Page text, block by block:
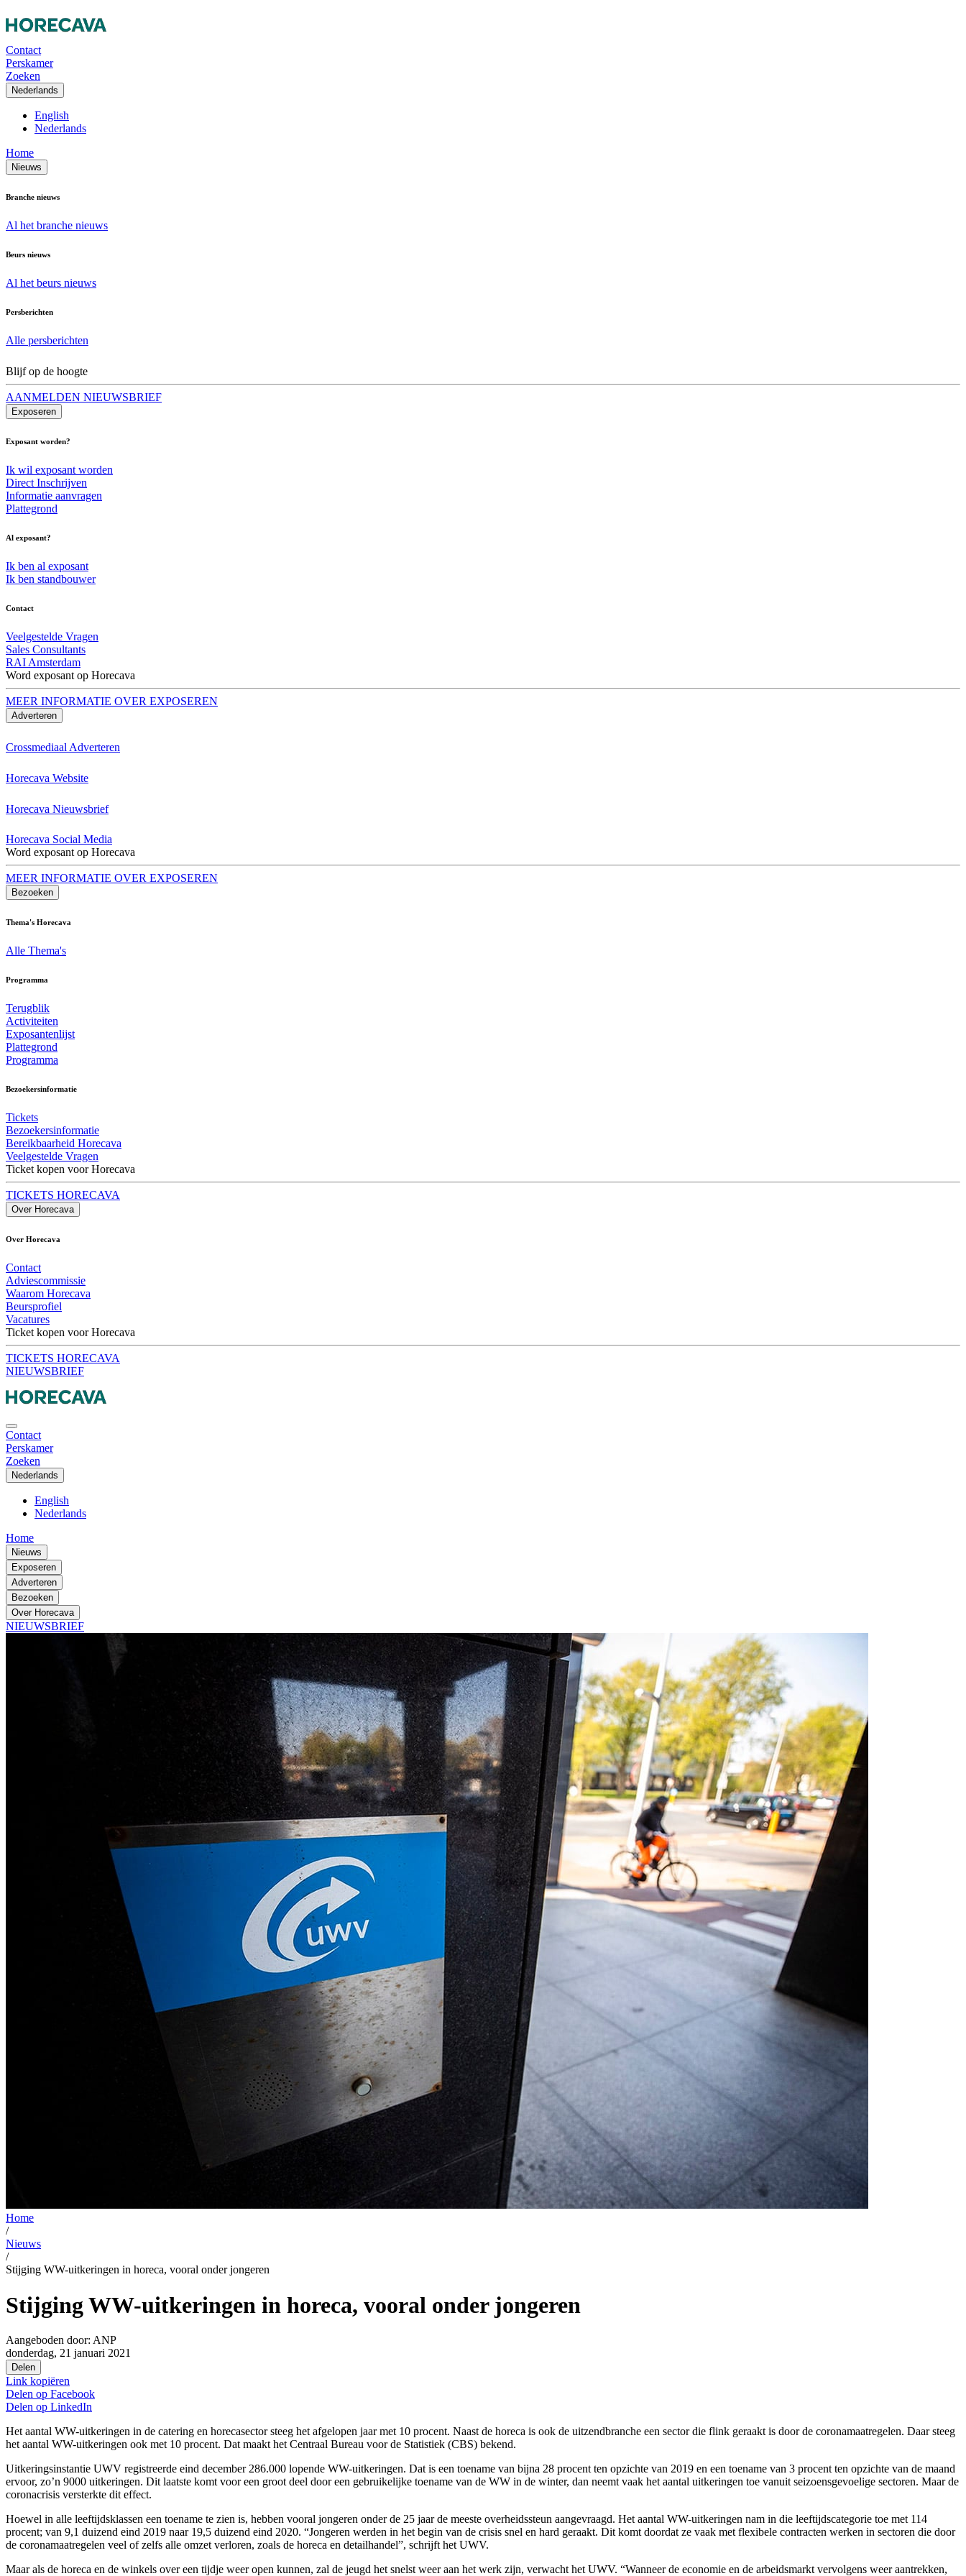
Contact
Perskamer
Zoeken
Nederlands
English
Nederlands
Home
Nieuws
Branche nieuws
Al het branche nieuws
Beurs nieuws
Al het beurs nieuws
Persberichten
Alle persberichten
Blijf op de hoogte
AANMELDEN NIEUWSBRIEF
Exposeren
Exposant worden?
Ik wil exposant worden
Direct Inschrijven
Informatie aanvragen
Plattegrond
Al exposant?
Ik ben al exposant
Ik ben standbouwer
Contact
Veelgestelde Vragen
Sales Consultants
RAI Amsterdam
Word exposant op Horecava
MEER INFORMATIE OVER EXPOSEREN
Adverteren
Crossmediaal Adverteren
Horecava Website
Horecava Nieuwsbrief
Horecava Social Media
Word exposant op Horecava
MEER INFORMATIE OVER EXPOSEREN
Bezoeken
Thema's Horecava
Alle Thema's
Programma
Terugblik
Activiteiten
Exposantenlijst
Plattegrond
Programma
Bezoekersinformatie
Tickets
Bezoekersinformatie
Bereikbaarheid Horecava
Veelgestelde Vragen
Ticket kopen voor Horecava
TICKETS HORECAVA
Over Horecava
Over Horecava
Contact
Adviescommissie
Waarom Horecava
Beursprofiel
Vacatures
Ticket kopen voor Horecava
TICKETS HORECAVA
NIEUWSBRIEF
Contact
Perskamer
Zoeken
Nederlands
English
Nederlands
Home
Nieuws
Exposeren
Adverteren
Bezoeken
Over Horecava
NIEUWSBRIEF
Home
/
Nieuws
/
Stijging WW-uitkeringen in horeca, vooral onder jongeren
Stijging WW-uitkeringen in horeca, vooral onder jongeren
Aangeboden door: ANP
donderdag, 21 januari 2021
Delen
Link kopiëren
Delen op Facebook
Delen op LinkedIn
Het aantal WW-uitkeringen in de catering en horecasector steeg het afgelopen jaar met 10 procent. Naast de horeca is ook de uitzendbranche een sector die flink geraakt is door de coronamaatregelen. Daar steeg
het aantal WW-uitkeringen ook met 10 procent. Dat maakt het Centraal Bureau voor de Statistiek (CBS) bekend.
Uitkeringsinstantie UWV registreerde eind december 286.000 lopende WW-uitkeringen. Dat is een toename van bijna 28 procent ten opzichte van 2019 en een toename van 3 procent ten opzichte van de maand
ervoor, zo’n 9000 uitkeringen. Dit laatste komt voor een groot deel door een gebruikelijke toename van de WW in de winter, dan neemt vaak het aantal uitkeringen toe vanuit seizoensgevoelige sectoren. Maar de
coronacrisis versterkte dit effect.
Hoewel in alle leeftijdsklassen een toename te zien is, hebben vooral jongeren onder de 25 jaar de meeste overheidssteun aangevraagd. Het aantal WW-uitkeringen nam in die leeftijdscategorie toe met 114
procent; van 9,1 duizend eind 2019 naar 19,5 duizend eind 2020. “Jongeren werden in het begin van de crisis snel en hard geraakt. Dit komt doordat ze vaak met flexibele contracten werken in sectoren die door
de coronamaatregelen veel of zelfs alle omzet verloren, zoals de horeca en detailhandel”, schrijft het UWV.
Maar als de horeca en de winkels over een tijdje weer open kunnen, zal de jeugd het snelst weer aan het werk zijn, verwacht het UWV. “Wanneer de economie en de arbeidsmarkt vervolgens weer aantrekken,